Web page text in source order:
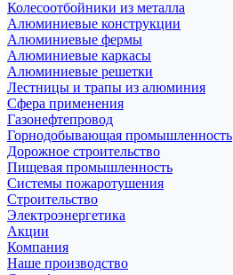
Колесоотбойники из металла
Алюминиевые конструкции
Алюминиевые фермы
Алюминиевые каркасы
Алюминиевые решетки
Лестницы и трапы из алюминия
Сфера применения
Газонефтепровод
Горнодобывающая промышленность
Дорожное строительство
Пищевая промышленность
Системы пожаротушения
Строительство
Электроэнергетика
Акции
Компания
Наше производство